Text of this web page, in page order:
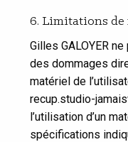
6. Limitations de
Gilles GALOYER
des dommages
matériel de
recup.studio-
l’utilisation d’un
spécifications